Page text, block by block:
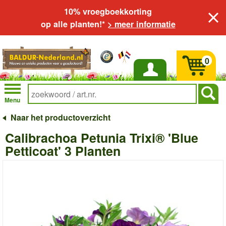
10% vroegboekkorting
op alle planten!* > meer informatie
Inloggen
Menu
0
Naar het productoverzicht
Calibrachoa Petunia Trixi® 'Blue
Petticoat' 3 Planten